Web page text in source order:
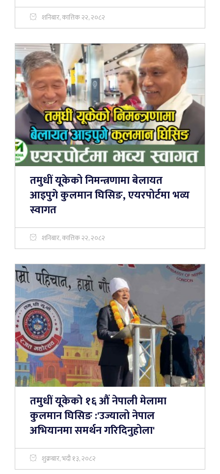
शनिबार, कात्तिक २२, २०८२
तमुधीं यूकेको निमन्त्रणामा बेलायत
आइपुगे कुलमान घिसिङ, एयरपोर्टमा भव्य
स्वागत
शनिबार, कात्तिक २२, २०८२
तमुधीं यूकेको १६ औं नेपाली मेलामा
कुलमान घिसिङ :'उज्यालो नेपाल
अभियानमा समर्थन गरिदिनुहोला'
शुक्रबार, भदौ १३, २०८२